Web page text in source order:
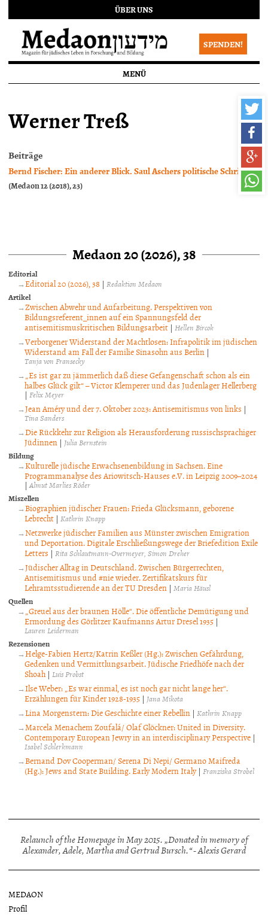
ÜBER UNS
SPENDEN!
MENÜ
Werner Treß
Beiträge
Bernd Fischer: Ein anderer Blick. Saul Aschers politische Schriften
(Medaon 12 (2018), 23)
Medaon 20 (2026), 38
Editorial
Editorial 20 (2026), 38 |Redaktion Medaon
Artikel
Zwischen Abwehr und Aufarbeitung. Perspektiven von
Bildungsreferent_innen auf ein Spannungsfeld der
antisemitismuskritischen Bildungsarbeit | Hellen Bircok
Verborgener Widerstand der Machtlosen: Infrapolitik im jüdischen
Widerstand am Fall der Familie Sinasohn aus Berlin |
Tanja von Fransecky
„Es ist gar zu jämmerlich daß diese Gefangenschaft schon als ein
halbes Glück gilt“ – Victor Klemperer und das Judenlager Hellerberg
| Felix Meyer
Jean Améry und der 7. Oktober 2023: Antisemitismus von links |
Tina Sanders
Die Rückkehr zur Religion als Herausforderung russischsprachiger
Jüdinnen | Julia Bernstein
Bildung
Kulturelle jüdische Erwachsenenbildung in Sachsen. Eine
Programmanalyse des Ariowitsch-Hauses e.V. in Leipzig 2009–2024
|Almut Marlies Röder
Miszellen
Biographien jüdischer Frauen: Frieda Glücksmann, geborene
Lebrecht | Kathrin Knapp
Netzwerke jüdischer Familien aus Münster zwischen Emigration
und Deportation. Digitale Erschließungswege der Briefedition Exile
Letters | Rita Schlautmann-Overmeyer Simon Dreher
Jüdischer Alltag in Deutschland. Zwischen Bürgerrechten,
Antisemitismus und #nie wieder. Zertifikatskurs für
Lehramtsstudierende an der TU Dresden | Maria Häusl
Quellen
„Greuel aus der braunen Hölle“. Die öffentliche Demütigung und
Ermordung des Görlitzer Kaufmanns Artur Dresel 1935 |
Lauren Leiderman
Rezensionen
Helge-Fabien Hertz/Katrin Keßler (Hg.): Zwischen Gefährdung,
Gedenken und Vermittlungsarbeit. Jüdische Friedhöfe nach der
Shoah | Luis Probst
Ilse Weber: „Es war einmal, es ist noch gar nicht lange her“.
Erzählungen für Kinder 1928-1935 | Jana Mikota
Lina Morgenstern: Die Geschichte einer Rebellin |Kathrin Knapp
Marcela Menachem Zoufalá/ Olaf Glöckner: United in Diversity.
Contemporary European Jewry in an interdisciplinary Perspective |
Isabel Schlerkmann
Bernand Dov Cooperman/ Serena Di Nepi/ Germano Maifreda
(Hg.): Jews and State Building. Early Modern Italy| Franziska Strobel
Relaunch of the Homepage in May 2015. „Donated in memory of
Alexander, Adele, Martha and Gertrud Bursch.“ - Alexis Gerard
MEDAON
Profil